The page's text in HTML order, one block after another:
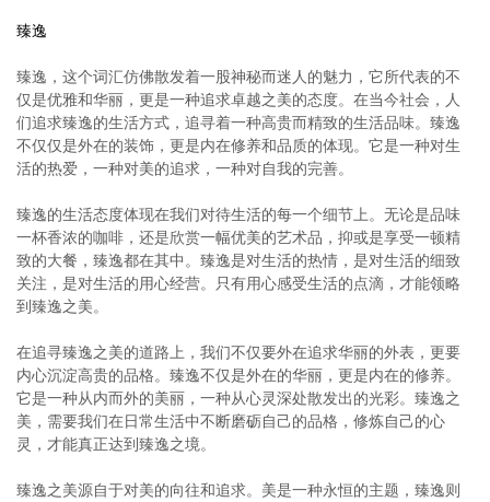
臻逸
臻逸，这个词汇仿佛散发着一股神秘而迷人的魅力，它所代表的不
仅是优雅和华丽，更是一种追求卓越之美的态度。在当今社会，人
们追求臻逸的生活方式，追寻着一种高贵而精致的生活品味。臻逸
不仅仅是外在的装饰，更是内在修养和品质的体现。它是一种对生
活的热爱，一种对美的追求，一种对自我的完善。
臻逸的生活态度体现在我们对待生活的每一个细节上。无论是品味
一杯香浓的咖啡，还是欣赏一幅优美的艺术品，抑或是享受一顿精
致的大餐，臻逸都在其中。臻逸是对生活的热情，是对生活的细致
关注，是对生活的用心经营。只有用心感受生活的点滴，才能领略
到臻逸之美。
在追寻臻逸之美的道路上，我们不仅要外在追求华丽的外表，更要
内心沉淀高贵的品格。臻逸不仅是外在的华丽，更是内在的修养。
它是一种从内而外的美丽，一种从心灵深处散发出的光彩。臻逸之
美，需要我们在日常生活中不断磨砺自己的品格，修炼自己的心
灵，才能真正达到臻逸之境。
臻逸之美源自于对美的向往和追求。美是一种永恒的主题，臻逸则